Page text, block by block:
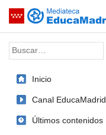
Saltar navegación
Palabra o frase:
Inicio
Canal EducaMadrid
Últimos contenidos